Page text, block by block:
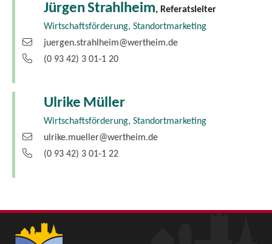
JürgenStrahlheim, Referatsleiter
Wirtschaftsförderung, Standortmarketing
juergen.strahlheim@wertheim.de
(0 93 42) 3 01-1 20
Ulrike Müller
Wirtschaftsförderung, Standortmarketing
ulrike.mueller@wertheim.de
(0 93 42) 3 01-1 22